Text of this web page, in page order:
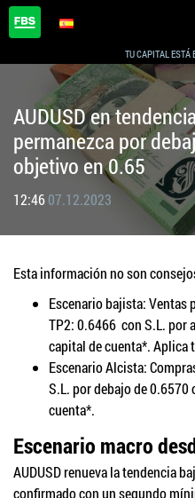
TU CAPITAL ESTÁ
AUDUSD en
permanezca por
objetivo en 0.65
12:4607.12.2023
Esta información no son
Escenario bajista: Ventas
TP2: 0.6466 con S.L. por
capital de cuenta*. Aplica
Escenario Alcista:
S.L. por debajo de 0.6570
cuenta*.
Escenario macro
AUDUSD renueva la tendencia
confirmado con un segundo